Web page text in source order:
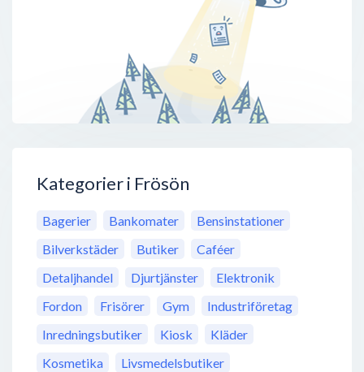
Kategorier i Frösön
Bagerier Bankomater
Bensinstationer
Bilverkstäder
Butiker
Caféer
Detaljhandel
Djurtjänster
Elektronik
Fordon
Frisörer Gym
Industriföretag
Inredningsbutiker
Kiosk
Kläder
Kosmetika
Livsmedelsbutiker